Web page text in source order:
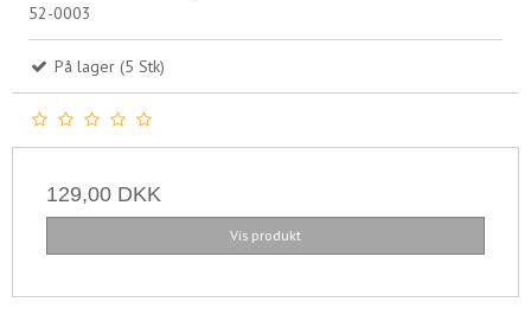
52-0003
På lager (5 Stk)
129,00 DKK
Vis produkt